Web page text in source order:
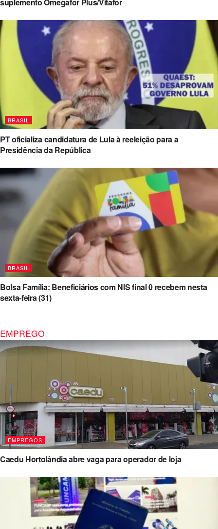
suplemento Omegafor Plus/Vitafor
BRASIL
PT oficializa candidatura de Lula à reeleição para a
Presidência da República
BRASIL
Bolsa Família: Beneficiários com NIS final 0 recebem nesta
sexta-feira (31)
EMPREGO
EMPREGOS
Caedu Hortolândia abre vaga para operador de loja